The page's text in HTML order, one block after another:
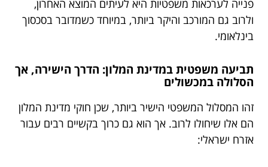
פנייה לערכאות משפטיות היא לעיתים המוצא האחרון,
ולרוב גם המורכב והיקר ביותר, במיוחד כשמדובר בסכסוך
בינלאומי.
תביעה משפטית במדינת המלון: הדרך הישירה, אך
הסלולה במכשולים
זהו המסלול המשפטי הישיר ביותר, שכן חוקי מדינת המלון
הם אלו שיחולו לרוב. אך הוא גם כרוך בקשיים רבים עבור
אזרח ישראלי: